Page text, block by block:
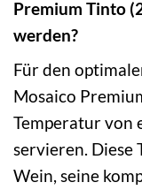
Premium Tinto
werden?
Für den
Mosaico
Temperatur von
servieren. Diese
Wein, seine